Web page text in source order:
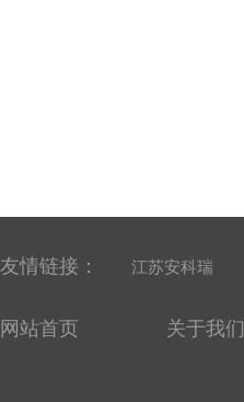
友情链接： 江苏安科瑞
网站首页 关于我们